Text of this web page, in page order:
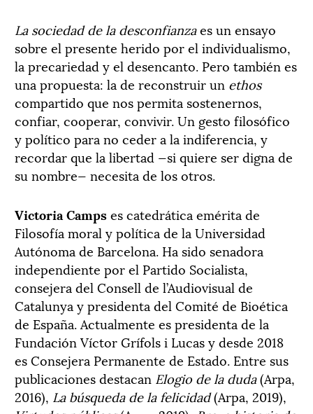
La sociedad de la desconfianzaes un ensayo
sobre el presente herido por el individualismo,
la precariedad y el desencanto. Pero también es
una propuesta: la de reconstruir un ethos
compartido que nos permita sostenernos,
confiar, cooperar, convivir. Un gesto filosófico
y político para no ceder a la indiferencia, y
recordar que la libertad —si quiere ser digna de
su nombre— necesita de los otros.
Victoria Campses catedrática emérita de
Filosofía moral y política de la Universidad
Autónoma de Barcelona. Ha sido senadora
independiente por el Partido Socialista,
consejera del Consell de l’Audiovisual de
Catalunya y presidenta del Comité de Bioética
de España. Actualmente es presidenta de la
Fundación Víctor Grífols i Lucas y desde 2018
es Consejera Permanente de Estado. Entre sus
publicaciones destacan Elogio de la duda(Arpa,
2016), La búsqueda de la felicidad(Arpa, 2019),